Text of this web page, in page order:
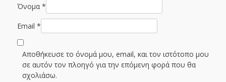
Όνομα *
Email *
Αποθήκευσε το όνομά μου, email, και τον ιστότοπο μου
σε αυτόν τον πλοηγό για την επόμενη φορά που θα
σχολιάσω.